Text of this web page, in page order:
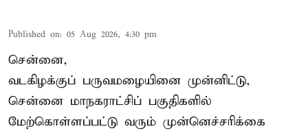
Published on: 05 Aug 2026, 4:30 pm
சென்னை,
வடகிழக்குப் பருவமழையினை முன்னிட்டு,
சென்னை மாநகராட்சிப் பகுதிகளில்
மேற்கொள்ளப்பட்டு வரும் முன்னெச்சரிக்கை